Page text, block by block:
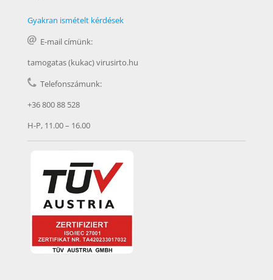
Gyakran ismételt kérdések
E-mail címünk:
tamogatas (kukac) virusirto.hu
Telefonszámunk:
+36 800 88 528
H-P, 11.00 – 16.00